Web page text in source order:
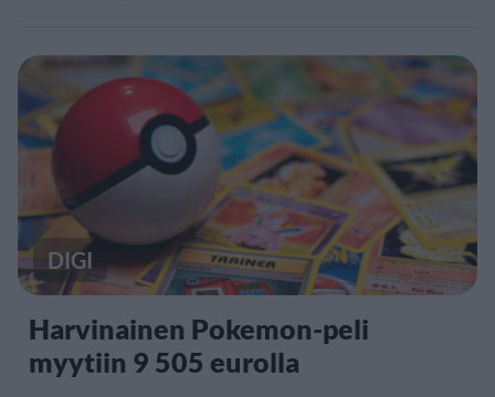
DIGI
Harvinainen Pokemon-peli
myytiin 9 505 eurolla